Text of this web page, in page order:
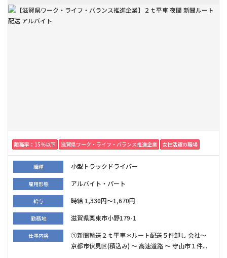
離職率：15％以下 滋賀県ワーク・ライフ・バランス推進企業 女性活躍の職場
職種 小型トラックドライバー
雇用形態 アルバイト・パート
給与 時給 1,330円～1,670円
勤務地 滋賀県栗東市小野179-1
仕事内容
①新聞輸送２ｔ平車＊ルート配送５件卸し 会社～
京都市伏見区(積込み) ～ 高速道路 ～ 守山市１件...